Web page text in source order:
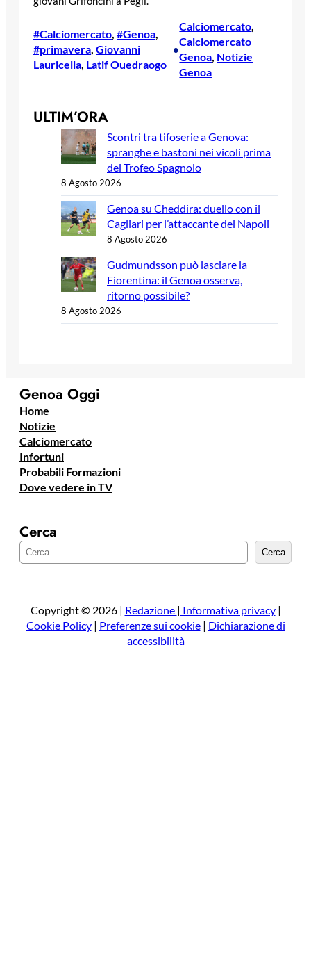
#Calciomercato, #Genoa
#primavera, Giovanni
Lauricella, Latif Ouedraogo
•
Calciomercato
Calciomercato
Genoa, Notizie
Genoa
ULTIM’ORA
Scontri tra tifoserie a Genova:
spranghe e bastoni nei vicoli prima
del Trofeo Spagnolo
8 Agosto 2026
Genoa su Cheddira: duello con il
Cagliari per l’attaccante del Napoli
8 Agosto 2026
Gudmundsson può lasciare la
Fiorentina: il Genoa osserva,
ritorno possibile?
8 Agosto 2026
Genoa Oggi
Home
Notizie
Calciomercato
Infortuni
Probabili Formazioni
Dove vedere in TV
Cerca
e
a
Cerca
Copyright © 2026 | Redazione | Informativa privacy|
Cookie Policy| Preferenze sui cookie| Dichiarazione di
accessibilità